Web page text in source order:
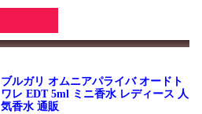
ブルガリ オムニアパライバ オードト
ワレ EDT 5ml ミニ香水 レディース 人
気香水 通販